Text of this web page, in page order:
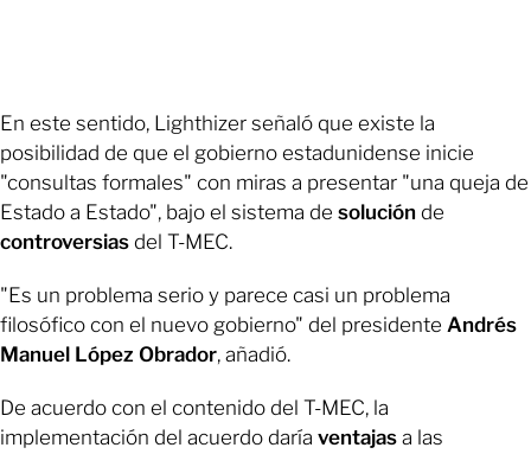
En este sentido, Lighthizer señaló que existe la
posibilidad de que el gobierno estadunidense inicie
"consultas formales" con miras a presentar "una queja de
Estado a Estado", bajo el sistema de solución de
controversias del T-MEC.
"Es un problema serio y parece casi un problema
filosófico con el nuevo gobierno" del presidente Andrés
Manuel López Obrador, añadió.
De acuerdo con el contenido del T-MEC, la
implementación del acuerdo daría ventajas a las